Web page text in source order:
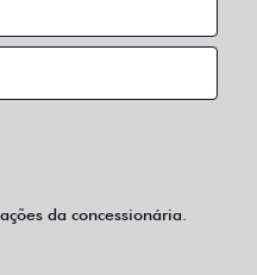
da concessionária.